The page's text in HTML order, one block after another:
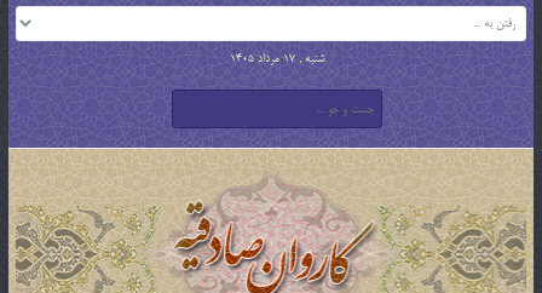
شنبه , 17 مرداد 1405